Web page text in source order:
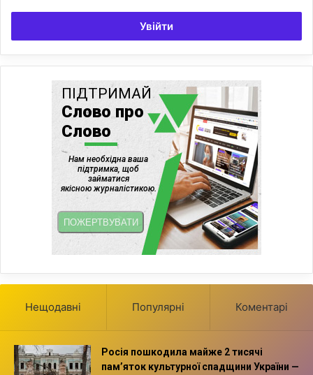
Увійти
Нещодавні Популярні Коментарі
Росія пошкодила майже 2 тисячі
пам’яток культурної спадщини України —